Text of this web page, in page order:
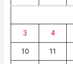
3 4
10 11